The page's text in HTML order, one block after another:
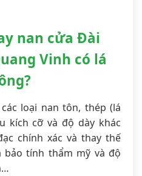
nan cửa Đài
Vinh có lá
loại nan tôn, thép (lá
kích cỡ và độ dày khác
chính xác và thay thế
bảo tính thẩm mỹ và độ